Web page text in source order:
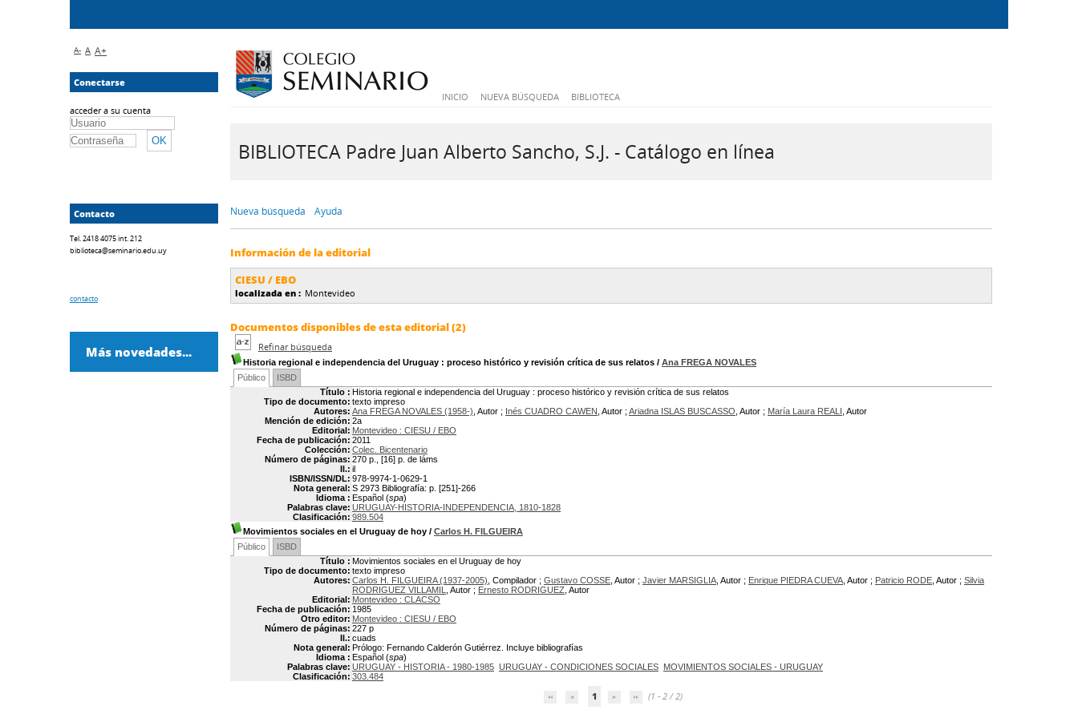
INICIO NUEVA BÚSQUEDA BIBLIOTECA
BIBLIOTECA Padre Juan Alberto Sancho, S.J. - Catálogo en línea
Nueva búsqueda Ayuda
Información de la editorial
CIESU / EBO
localizada en : Montevideo
Documentos disponibles de esta editorial (2)
Refinar búsqueda
Historia regional e independencia del Uruguay : proceso histórico y revisión crítica de sus relatos / Ana FREGA NOVALES
Público
ISBD
Título : Historia regional e independencia del Uruguay : proceso histórico y revisión crítica de sus relatos
Tipo de documento: texto impreso
Autores: Ana FREGA NOVALES (1958-) , Autor ; Inés CUADRO CAWEN , Autor ; Ariadna ISLAS BUSCASSO , Autor ; María Laura REALI , Autor
Mención de edición: 2a
Editorial: Montevideo : CIESU / EBO
Fecha de publicación: 2011
Colección: Colec. Bicentenario
Número de páginas: 270 p., [16] p. de láms
Il.: il
ISBN/ISSN/DL: 978-9974-1-0629-1
Nota general: S 2973 Bibliografía: p. [251]-266
Idioma : Español (spa)
Palabras clave: URUGUAY-HISTORIA-INDEPENDENCIA, 1810-1828
Clasificación: 989.504
Movimientos sociales en el Uruguay de hoy / Carlos H. FILGUEIRA
Público
ISBD
Título : Movimientos sociales en el Uruguay de hoy
Tipo de documento: texto impreso
Autores: Carlos H. FILGUEIRA (1937-2005) , Compilador ; Gustavo COSSE , Autor ; Javier MARSIGLIA , Autor ; Enrique PIEDRA CUEVA , Autor ; Patricio RODE , Autor ; Silvia
RODRIGUEZ VILLAMIL
, Autor ; Ernesto RODRIGUEZ , Autor
Editorial: Montevideo : CLACSO
Fecha de publicación: 1985
Otro editor: Montevideo : CIESU / EBO
Número de páginas: 227 p
Il.: cuads
Nota general: Prólogo: Fernando Calderón Gutiérrez. Incluye bibliografías
Idioma : Español (spa)
Palabras clave: URUGUAY - HISTORIA - 1980-1985 URUGUAY - CONDICIONES SOCIALES MOVIMIENTOS SOCIALES - URUGUAY
Clasificación: 303.484
1 (1 - 2 / 2)
A- A A+
Conectarse
acceder a su cuenta
Contacto
Tel. 2418 4075 int. 212
biblioteca@seminario.edu.uy
contacto
Más novedades...